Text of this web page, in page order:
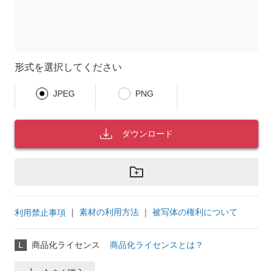
形式を選択してください
JPEG PNG
ダウンロード
利用禁止事項 ｜ 素材の利用方法 ｜ 被写体の権利について
L 商品化ライセンス 商品化ライセンスとは？